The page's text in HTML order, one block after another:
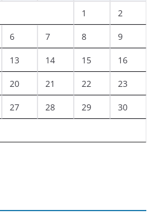
1 2
6 7 8 9
13 14 15 16
20 21 22 23
27 28 29 30